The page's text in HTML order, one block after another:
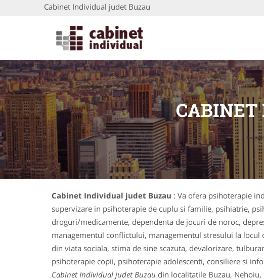
Cabinet Individual judet Buzau
Cabinet Individual judet Buzau : Va ofera psihoterapie
supervizare in psihoterapie de cuplu si familie, psihiatrie,
droguri/medicamente, dependenta de jocuri de noroc,
managementul conflictului, managementul stresului la
din viata sociala, stima de sine scazuta, devalorizare,
psihoterapie copii, psihoterapie adolescenti, consiliere si
Cabinet Individual judet Buzau din localitatile Buzau, Nehoiu,